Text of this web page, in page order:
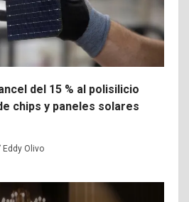
del 15 % al polisilicio
chips y paneles solares
Eddy Olivo